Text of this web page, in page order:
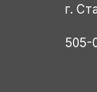
г.
505-